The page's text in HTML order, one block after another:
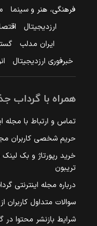
فرهنگی، هنر و سینما
ارزدیجیتال
ایران مدلب
خبرفوری ارزدیجیتال
همراه با گرداب
تماس و ارتباط با مجله
حریم شخصی کاربران
خرید رپورتاژ و بک
تریبون
درباره مجله اینترنتی
سوالات متداول کاربران
شرایط بازنشر محتوا در